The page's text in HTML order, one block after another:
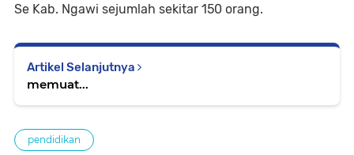
Se Kab. Ngawi sejumlah sekitar 150 orang.
Artikel Selanjutnya
memuat...
pendidikan